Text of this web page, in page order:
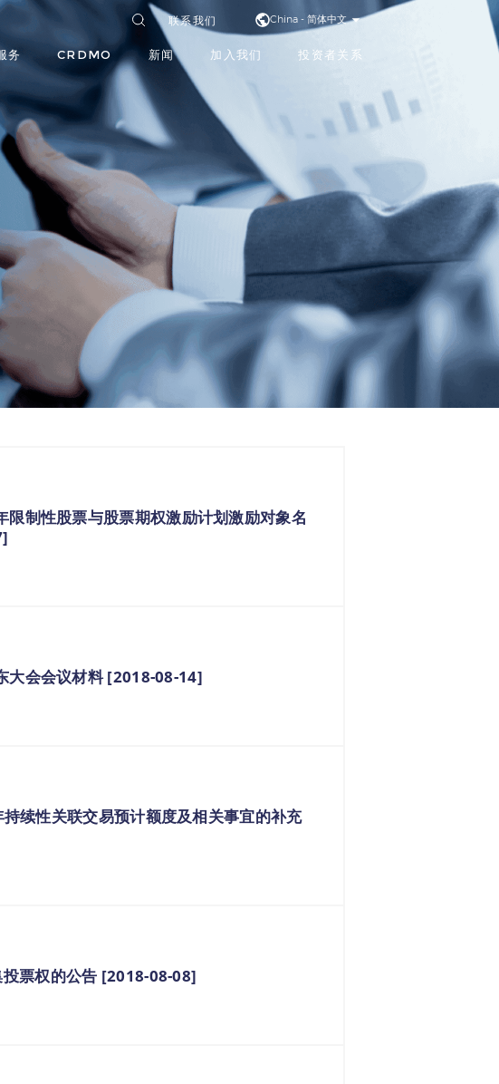
联系我们 China - 简体中文
务 CRDMO 新闻 加入我们 投资者关系
制性股票与股票期权激励计划激励对象名
大会会议材料 [2018-08-14]
续性关联交易预计额度及相关事宜的补充
票权的公告 [2018-08-08]